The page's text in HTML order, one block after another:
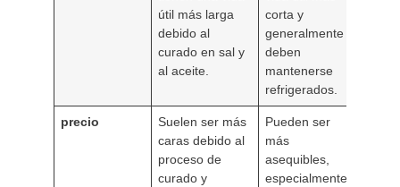
útil más larga
debido al
curado en sal y
al aceite.
corta y
generalmente
deben
mantenerse
refrigerados.
precio
Suelen ser más
caras debido al
proceso de
curado y
Pueden ser
más
asequibles,
especialmente